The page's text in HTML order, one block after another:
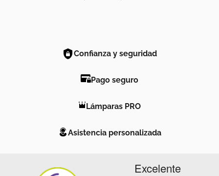
Confianza y seguridad
Pago seguro
Lámparas PRO
Asistencia personalizada
Excelente